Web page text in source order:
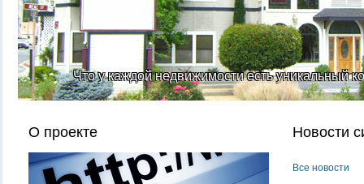
Что у каждой недвижимости есть уникальный
Что доверенность
О проекте Новости
Все новости